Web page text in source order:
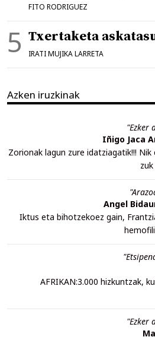
FITO RODRIGUEZ
Txertaketa
IRATI MUJIKA LARRETA
Azken iruzkinak
"Ezker
Iñigo Jaca
Zorionak lagun zure idatziagatik!!! Nik
Angel
Iktus eta bihotzekoez gain,
AFRIKAN:3.000 hizkuntzak,
"Ezker